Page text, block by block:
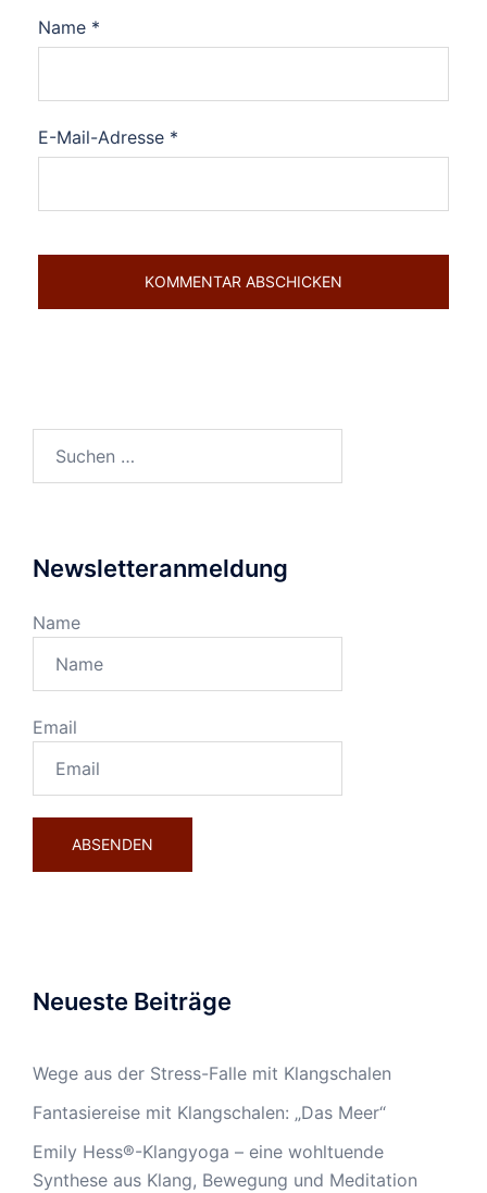
Name *
E-Mail-Adresse *
Newsletteranmeldung
Name
Email
Neueste Beiträge
Wege aus der Stress-Falle mit Klangschalen
Fantasiereise mit Klangschalen: „Das Meer“
Emily Hess®-Klangyoga – eine wohltuende
Synthese aus Klang, Bewegung und Meditation